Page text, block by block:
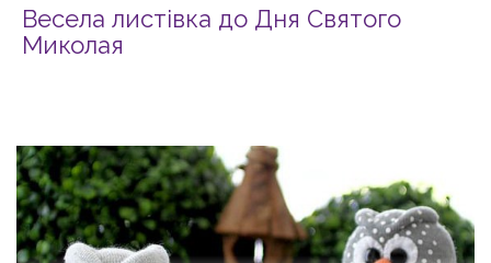
Весела листівка до Дня Святого
Миколая